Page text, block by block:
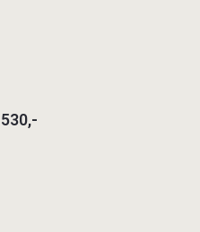
530,-